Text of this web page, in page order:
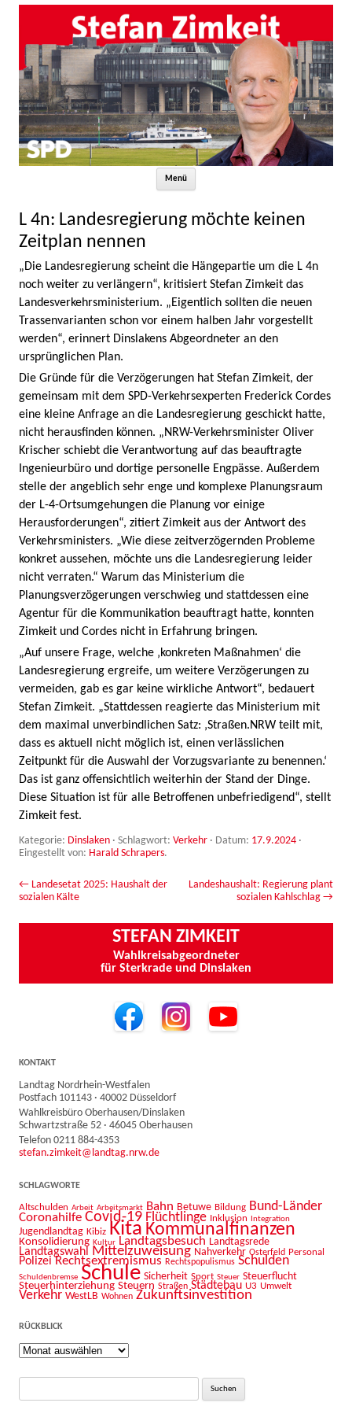
Menü
L 4n: Landesregierung möchte keinen
Zeitplan nennen
„Die Landesregierung scheint die Hängepartie um die L 4n
noch weiter zu verlängern“, kritisiert Stefan Zimkeit das
Landesverkehrsministerium. „Eigentlich sollten die neuen
Trassenvarianten schon vor einem halben Jahr vorgestellt
werden“, erinnert Dinslakens Abgeordneter an den
ursprünglichen Plan.
Die Gründe für die Verzögerungen hat Stefan Zimkeit, der
gemeinsam mit dem SPD-Verkehrsexperten Frederick Cordes
eine kleine Anfrage an die Landesregierung geschickt hatte,
nicht herausfinden können. „NRW-Verkehrsminister Oliver
Krischer schiebt die Verantwortung auf das beauftragte
Ingenieurbüro und dortige personelle Engpässe. Außerdem
stelle der angeblich sehr enge und komplexe Planungsraum
der L-4-Ortsumgehungen die Planung vor einige
Herausforderungen“, zitiert Zimkeit aus der Antwort des
Verkehrsministers. „Wie diese zeitverzögernden Probleme
konkret aussehen, möchte uns die Landesregierung leider
nicht verraten.“ Warum das Ministerium die
Planungsverzögerungen verschwieg und stattdessen eine
Agentur für die Kommunikation beauftragt hatte, konnten
Zimkeit und Cordes nicht in Erfahrung bringen.
„Auf unsere Frage, welche ‚konkreten Maßnahmen‘ die
Landesregierung ergreife, um weitere Verzögerungen zu
vermeiden, gab es gar keine wirkliche Antwort“, bedauert
Stefan Zimkeit. „Stattdessen reagierte das Ministerium mit
dem maximal unverbindlichen Satz: ‚Straßen.NRW teilt mit,
dass es aktuell nicht möglich ist, einen verlässlichen
Zeitpunkt für die Auswahl der Vorzugsvariante zu benennen.‘
Das ist ganz offensichtlich weiterhin der Stand der Dinge.
Diese Situation ist für alle Betroffenen unbefriedigend“, stellt
Zimkeit fest.
Kategorie: Dinslaken · Schlagwort: Verkehr · Datum: 17.9.2024 ·
Eingestellt von: Harald Schrapers.
Beitrags-Navigation
← Landesetat 2025: Haushalt der
sozialen Kälte
Landeshaushalt: Regierung plant
sozialen Kahlschlag →
STEFAN ZIMKEIT
Wahlkreisabgeordneter
für Sterkrade und Dinslaken
KONTAKT
Landtag Nordrhein-Westfalen
Postfach 101143 · 40002 Düsseldorf
Wahlkreisbüro Oberhausen/Dinslaken
Schwartzstraße 52 · 46045 Oberhausen
Telefon 0211 884-4353
stefan.zimkeit@landtag.nrw.de
SCHLAGWORTE
Altschulden Arbeit Arbeitsmarkt Bahn Betuwe Bildung Bund-Länder
Coronahilfe Covid-19 Flüchtlinge Inklusion Integration
Jugendlandtag Kibiz Kita Kommunalfinanzen
Konsolidierung Kultur Landtagsbesuch Landtagsrede
Landtagswahl Mittelzuweisung Nahverkehr Osterfeld Personal
Polizei Rechtsextremismus Rechtspopulismus Schulden
Schuldenbremse Schule Sicherheit Sport Steuer Steuerflucht
Steuerhinterziehung Steuern Straßen Städtebau U3 Umwelt
Verkehr WestLB Wohnen Zukunftsinvestition
RÜCKBLICK
Rückblick
Suche